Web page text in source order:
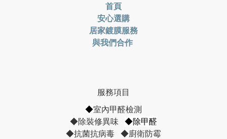
首頁
安心選購
居家鍍膜服務
與我們合作
服務項目
◆室內甲醛檢測
◆除裝修異味 ◆除甲醛
◆抗菌抗病毒 ◆廚衛防霉